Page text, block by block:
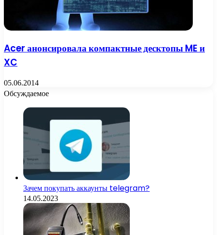
Acer анонсировала компактные десктопы ME и
XC
05.06.2014
Обсуждаемое
Зачем покупать аккаунты telegram?
14.05.2023